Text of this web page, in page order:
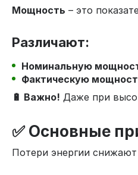
Мощность – это
Различают:
Номинальную
Фактическую
🔋 Важно! Даже при
✅ Основные
Потери энергии